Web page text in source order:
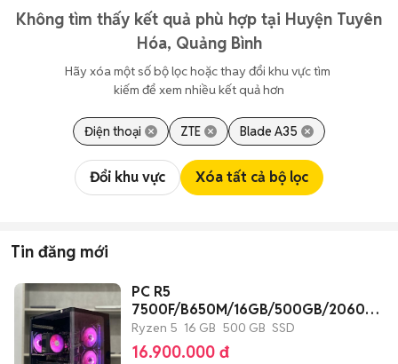
Không tìm thấy kết quả phù hợp tại Huyện Tuyên
Hóa, Quảng Bình
Hãy xóa một số bộ lọc hoặc thay đổi khu vực tìm
kiếm để xem nhiều kết quả hơn
Điện thoại ZTE Blade A35
Đổi khu vực Xóa tất cả bộ lọc
Tin đăng mới
PC R5
7500F/B650M/16GB/500GB/2060S
6G/550W/CASE
Ryzen 5 16 GB 500 GB SSD
16.900.000 đ